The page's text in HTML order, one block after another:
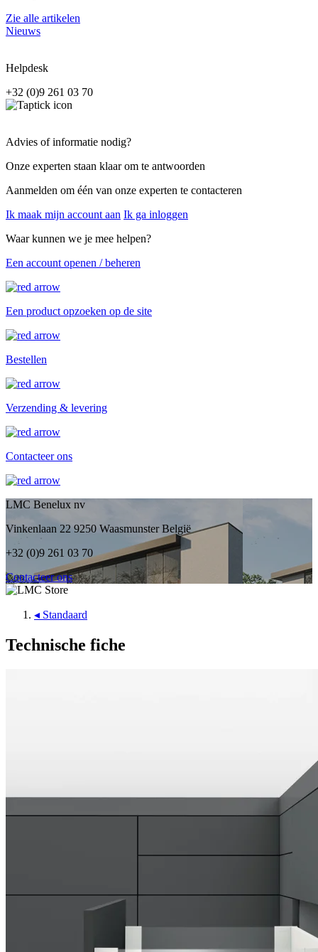
Zie alle artikelen
Nieuws
Helpdesk
+32 (0)9 261 03 70
Advies of informatie nodig?
Onze experten staan klaar om te antwoorden
Aanmelden om één van onze experten te contacteren
Ik maak mijn account aan Ik ga inloggen
Waar kunnen we je mee helpen?
Een account openen / beheren
Een product opzoeken op de site
Bestellen
Verzending & levering
Contacteer ons
LMC Benelux nv
Vinkenlaan 22 9250 Waasmunster België
+32 (0)9 261 03 70
Contacteer ons
◂ Standaard
Technische fiche